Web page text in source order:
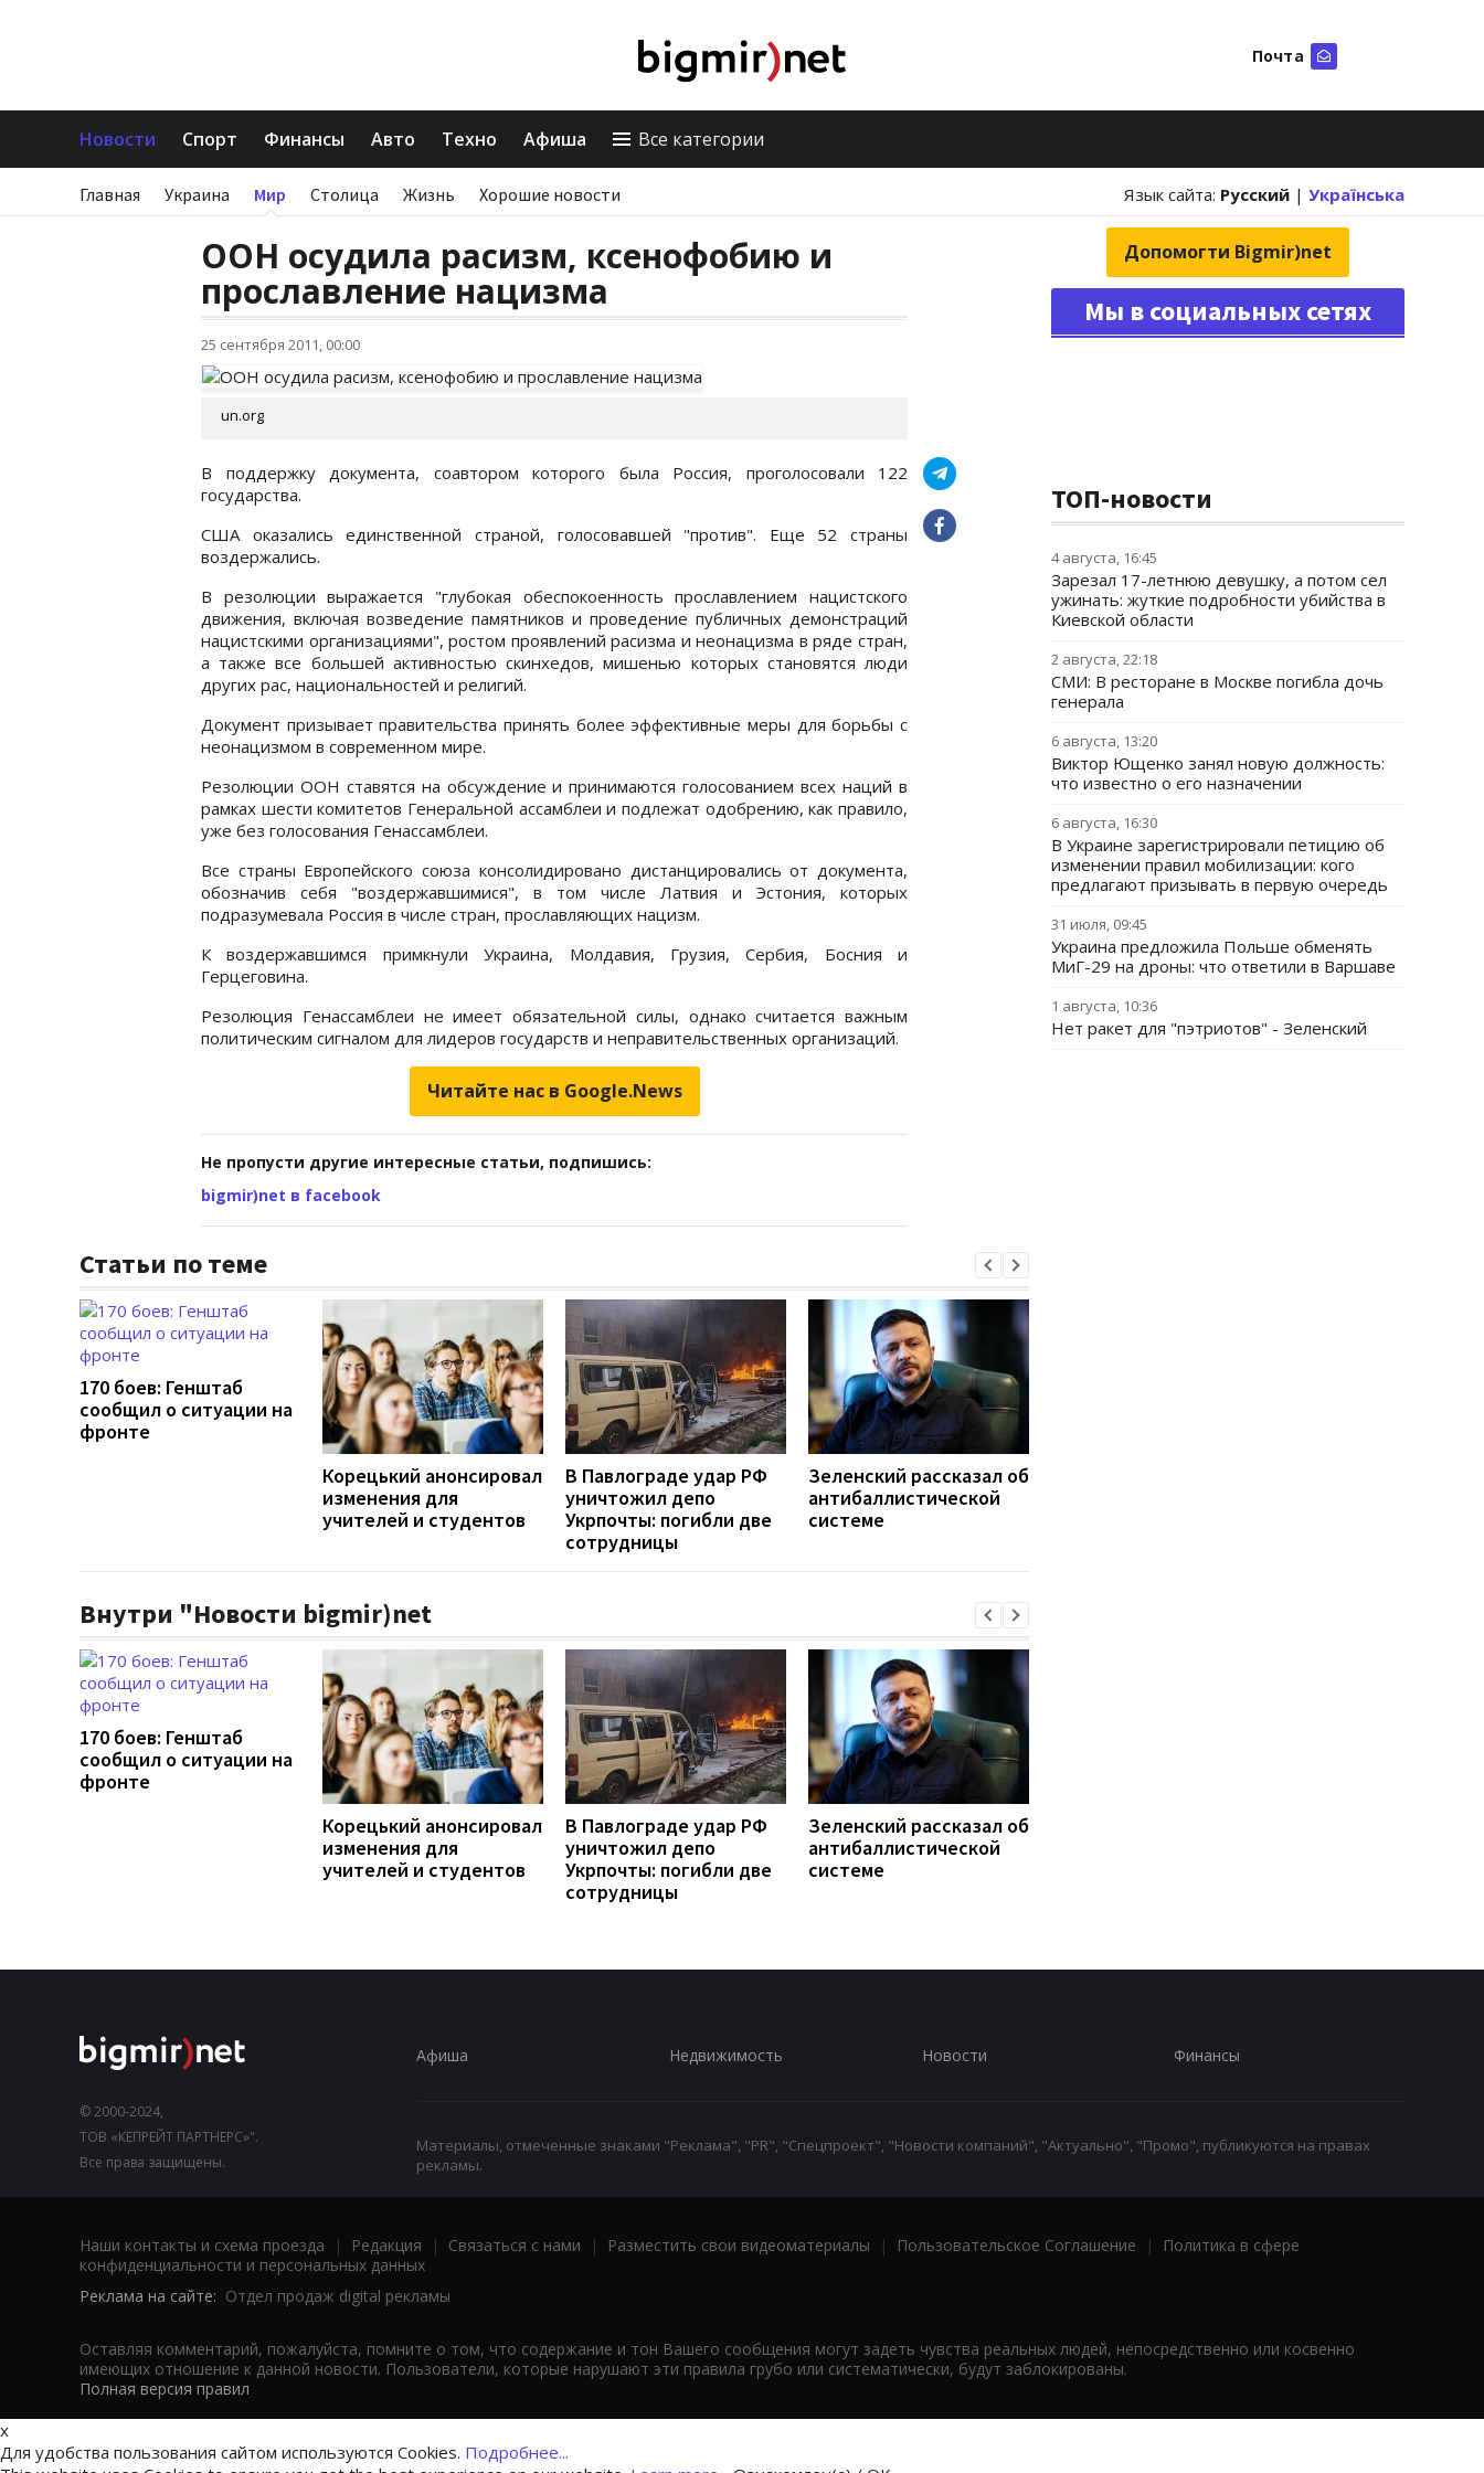
Почта
Новости Спорт Финансы Авто Техно Афиша Все категории
Главная Украина Мир Столица Жизнь Хорошие новости Язык сайта: Русский | Українська
ООН осудила расизм, ксенофобию и
прославление нацизма
25 сентября 2011, 00:00
un.org
В поддержку документа, соавтором которого была Россия, проголосовали 122
государства.
США оказались единственной страной, голосовавшей "против". Еще 52 страны
воздержались.
В резолюции выражается "глубокая обеспокоенность прославлением нацистского
движения, включая возведение памятников и проведение публичных демонстраций
нацистскими организациями", ростом проявлений расизма и неонацизма в ряде стран,
а также все большей активностью скинхедов, мишенью которых становятся люди
других рас, национальностей и религий.
Документ призывает правительства принять более эффективные меры для борьбы с
неонацизмом в современном мире.
Резолюции ООН ставятся на обсуждение и принимаются голосованием всех наций в
рамках шести комитетов Генеральной ассамблеи и подлежат одобрению, как правило,
уже без голосования Генассамблеи.
Все страны Европейского союза консолидировано дистанцировались от документа,
обозначив себя "воздержавшимися", в том числе Латвия и Эстония, которых
подразумевала Россия в числе стран, прославляющих нацизм.
К воздержавшимся примкнули Украина, Молдавия, Грузия, Сербия, Босния и
Герцеговина.
Резолюция Генассамблеи не имеет обязательной силы, однако считается важным
политическим сигналом для лидеров государств и неправительственных организаций.
Читайте нас в Google.News
Не пропусти другие интересные статьи, подпишись:
bigmir)net в facebook
Статьи по теме
170 боев: Генштаб
сообщил о ситуации на
фронте
Корецький анонсировал
изменения для
учителей и студентов
В Павлограде удар РФ
уничтожил депо
Укрпочты: погибли две
сотрудницы
Зеленский рассказал об
антибаллистической
системе
Внутри "Новости bigmir)net
170 боев: Генштаб
сообщил о ситуации на
фронте
Корецький анонсировал
изменения для
учителей и студентов
В Павлограде удар РФ
уничтожил депо
Укрпочты: погибли две
сотрудницы
Зеленский рассказал об
антибаллистической
системе
Допомогти Bigmir)net
Мы в социальных сетях
ТОП-новости
4 августа, 16:45
Зарезал 17-летнюю девушку, а потом сел
ужинать: жуткие подробности убийства в
Киевской области
2 августа, 22:18
СМИ: В ресторане в Москве погибла дочь
генерала
6 августа, 13:20
Виктор Ющенко занял новую должность:
что известно о его назначении
6 августа, 16:30
В Украине зарегистрировали петицию об
изменении правил мобилизации: кого
предлагают призывать в первую очередь
31 июля, 09:45
Украина предложила Польше обменять
МиГ-29 на дроны: что ответили в Варшаве
1 августа, 10:36
Нет ракет для "пэтриотов" - Зеленский
© 2000-2024,
ТОВ «КЕПРЕЙТ ПАРТНЕРС»".
Все права защищены.
Афиша Недвижимость Новости Финансы
Материалы, отмеченные знаками "Реклама", "PR", "Спецпроект", "Новости компаний", "Актуально", "Промо", публикуются на правах
рекламы.
Наши контакты и схема проезда | Редакция | Связаться с нами | Разместить свои видеоматериалы | Пользовательское Соглашение |
Политика в сфере
конфиденциальности и персональных данных
Реклама на сайте: Отдел продаж digital рекламы
Оставляя комментарий, пожалуйста, помните о том, что содержание и тон Вашего сообщения могут задеть чувства реальных людей, непосредственно или косвенно
имеющих отношение к данной новости. Пользователи, которые нарушают эти правила грубо или систематически, будут заблокированы.
Полная версия правил
x
Для удобства пользования сайтом используются Cookies. Подробнее...